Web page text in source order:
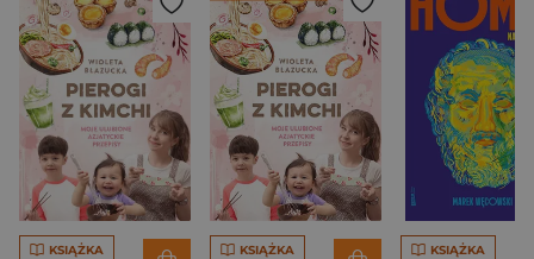
KSIĄŻKA KSIĄŻKA KSIĄŻKA